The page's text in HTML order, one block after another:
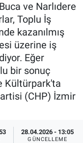
ve Narlıdere
Toplu İş
kazanılmış
üzerine iş
Eğer
bir sonuç
Kültürpark'ta
(CHP) İzmir
28.04.2026 - 13:05
GÜNCELLEME